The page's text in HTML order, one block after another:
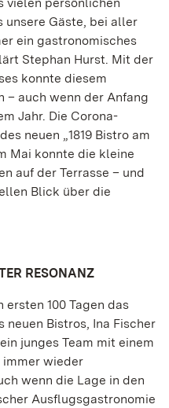
unsere Gäste, bei aller
ein gastronomisches
Stephan Hurst. Mit der
konnte diesem
– auch wenn der Anfang
Jahr. Die Corona-
neuen „1819 Bistro am
Mai konnte die kleine
auf der Terrasse – und
Blick über die
RESONANZ
100 Tagen das
neuen Bistros, Ina Fischer
junges Team mit einem
immer wieder
wenn die Lage in den
Ausflugsgastronomie